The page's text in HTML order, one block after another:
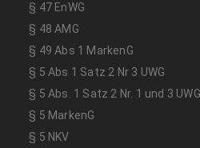
§ 47 EnWG
§ 48 AMG
§ 49 Abs 1 MarkenG
§ 5 Abs 1 Satz 2 Nr 3 UWG
§ 5 Abs. 1 Satz 2 Nr. 1 und 3 UWG
§ 5 MarkenG
§ 5 NKV